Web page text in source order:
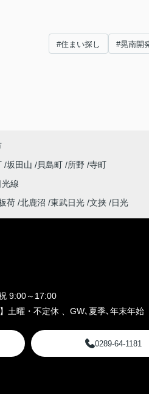
#住まい探し #晃南開
坂田山 貝島町 所野 寺町
光線
荷 北鹿沼 東武日光 文挟 日光
9:00～17:00
土曜・不定休 、GW､夏季､年末年始
0289-64-1181